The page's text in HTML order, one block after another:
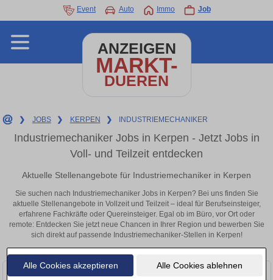
Alle Cookies akzeptieren Alle Cookies ablehnen
Event Auto Immo Job
ANZEIGEN
MARKT-
DUEREN
❯ JOBS ❯ KERPEN ❯ INDUSTRIEMECHANIKER
Industriemechaniker Jobs in Kerpen - Jetzt Jobs in
Voll- und Teilzeit entdecken
Aktuelle Stellenangebote für Industriemechaniker in Kerpen
Sie suchen nach Industriemechaniker Jobs in Kerpen? Bei uns finden Sie
aktuelle Stellenangebote in Vollzeit und Teilzeit – ideal für Berufseinsteiger,
erfahrene Fachkräfte oder Quereinsteiger. Egal ob im Büro, vor Ort oder
remote: Entdecken Sie jetzt neue Chancen in Ihrer Region und bewerben Sie
sich direkt auf passende Industriemechaniker-Stellen in Kerpen!